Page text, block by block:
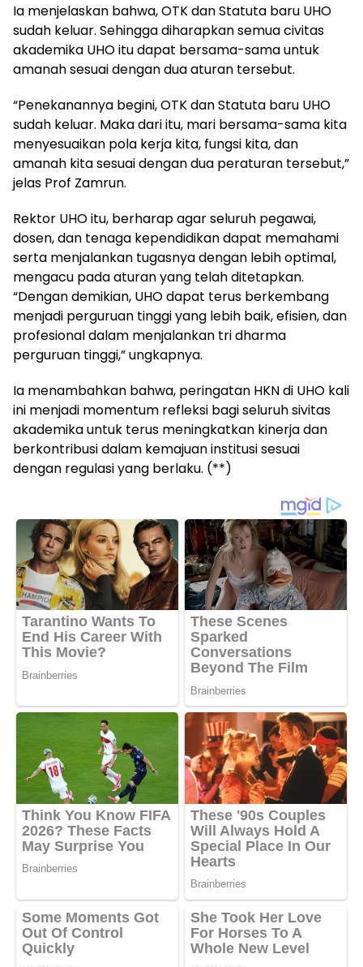
Ia menjelaskan bahwa, OTK dan Statuta baru UHO
sudah keluar. Sehingga diharapkan semua civitas
akademika UHO itu dapat bersama-sama untuk
amanah sesuai dengan dua aturan tersebut.
“Penekanannya begini, OTK dan Statuta baru UHO
sudah keluar. Maka dari itu, mari bersama-sama kita
menyesuaikan pola kerja kita, fungsi kita, dan
amanah kita sesuai dengan dua peraturan tersebut,”
jelas Prof Zamrun.
Rektor UHO itu, berharap agar seluruh pegawai,
dosen, dan tenaga kependidikan dapat memahami
serta menjalankan tugasnya dengan lebih optimal,
mengacu pada aturan yang telah ditetapkan.
“Dengan demikian, UHO dapat terus berkembang
menjadi perguruan tinggi yang lebih baik, efisien, dan
profesional dalam menjalankan tri dharma
perguruan tinggi,” ungkapnya.
Ia menambahkan bahwa, peringatan HKN di UHO kali
ini menjadi momentum refleksi bagi seluruh sivitas
akademika untuk terus meningkatkan kinerja dan
berkontribusi dalam kemajuan institusi sesuai
dengan regulasi yang berlaku. (**)